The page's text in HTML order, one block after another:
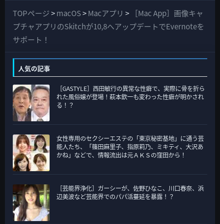
て
の
カ
リ
ー
TOPページ>macOS>Macアプリ >
［Mac App］画像キャ
プチャアプリのSkitchが10,8へアップデートでEvernoteを
サポート！
人気の記事
［GASTYLE］西田敏行の異常な性癖で、実際に骨を折ら
れた風俗嬢が登場！萩本欽一も変わった性癖が明かされ
る！？
女性専用のセクシーエステの「東京秘密基地」に通う芸
能人たち、「篠田麻里子、指原莉乃、ミキティ、大沢あ
かね」などで、情報流出は元ＡＫＳの窪田から！
［芸能界浄化］ガーシーが、佐野ひなこ、川口春奈、浜
辺美波など芸能界でのパパ活蔓延を暴露！？